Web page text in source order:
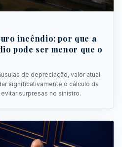
incêndio: por que a
pode ser menor que o
de depreciação, valor atual
significativamente o cálculo da
surpresas no sinistro.